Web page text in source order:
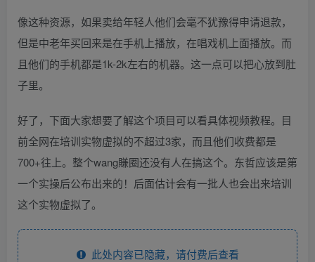
像这种资源，如果卖给年轻人他们会毫不犹豫得申请退款，
但是中老年买回来是在手机上播放，在唱戏机上面播放。而
且他们的手机都是1k-2k左右的机器。这一点可以把心放到肚
子里。
好了，下面大家想要了解这个项目可以看具体视频教程。目
前全网在培训实物虚拟的不超过3家，而且他们收费都是
700+往上。整个wang賺圈还没有人在搞这个。东哲应该是第
一个实操后公布出来的！后面估计会有一批人也会出来培训
这个实物虚拟了。
此处内容已隐藏，请付费后查看